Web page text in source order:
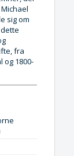
sig om
fra
og 1800-